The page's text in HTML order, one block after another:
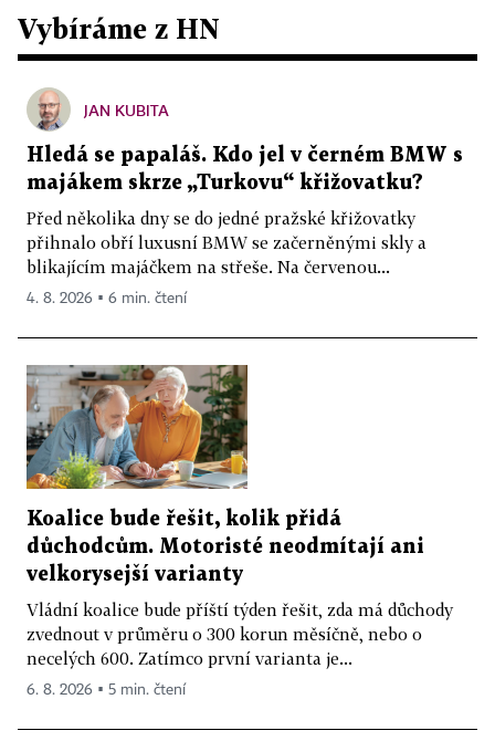
Vybíráme z HN
JAN KUBITA
Hledá se papaláš. Kdo jel v černém BMW s
majákem skrze „Turkovu“ křižovatku?
Před několika dny se do jedné pražské křižovatky
přihnalo obří luxusní BMW se začerněnými skly a
blikajícím majáčkem na střeše. Na červenou...
4. 8. 2026 ▪ 6 min. čtení
Koalice bude řešit, kolik přidá
důchodcům. Motoristé neodmítají ani
velkorysejší varianty
Vládní koalice bude příští týden řešit, zda má důchody
zvednout v průměru o 300 korun měsíčně, nebo o
necelých 600. Zatímco první varianta je...
6. 8. 2026 ▪ 5 min. čtení